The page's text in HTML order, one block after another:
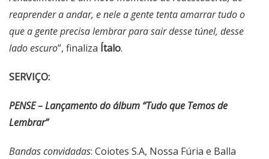
reaprender a andar, e nele a gente tenta amarrar tudo o
que a gente precisa lembrar para sair desse túnel, desse
lado escuro”, finaliza Ítalo.
SERVIÇO:
PENSE – Lançamento do álbum “Tudo que Temos de
Lembrar”
Bandas convidadas: Coiotes S.A, Nossa Fúria e Balla